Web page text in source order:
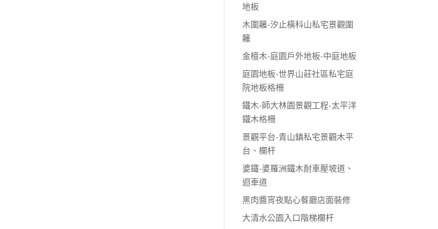
地板
木圍籬-汐止橫科山私宅景觀圍
籬
金檀木-庭園戶外地板-中庭地板
庭園地板-世界山莊社區私宅庭
院地板格柵
鐵木-師大林園景觀工程-太平洋
鐵木格柵
景觀平台-青山鎮私宅景觀木平
台、欄杆
婆鐵-婆羅洲鐵木耐車壓坡道、
迴車道
黑肉醬宵夜點心餐廳店面裝修
大清水公園入口階梯欄杆